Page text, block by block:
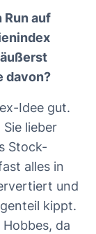
auf
davon?
Idee gut.
lieber
Stock-
alles in
und
kippt.
da